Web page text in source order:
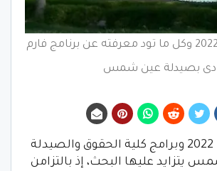
تنسيق الكليات 2022 وكل ما تود معرفته عن برنامج فارم
دى بصيدلة عين شمس
تنسيق الكليات 2022 وبرامج كلية الحقوق والصيدلة
يتزايد عليها البحث، إذ بالتزامن